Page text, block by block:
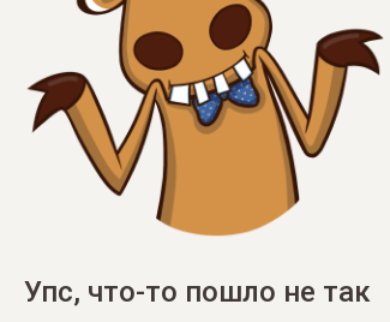
Упс, что-то пошло не так